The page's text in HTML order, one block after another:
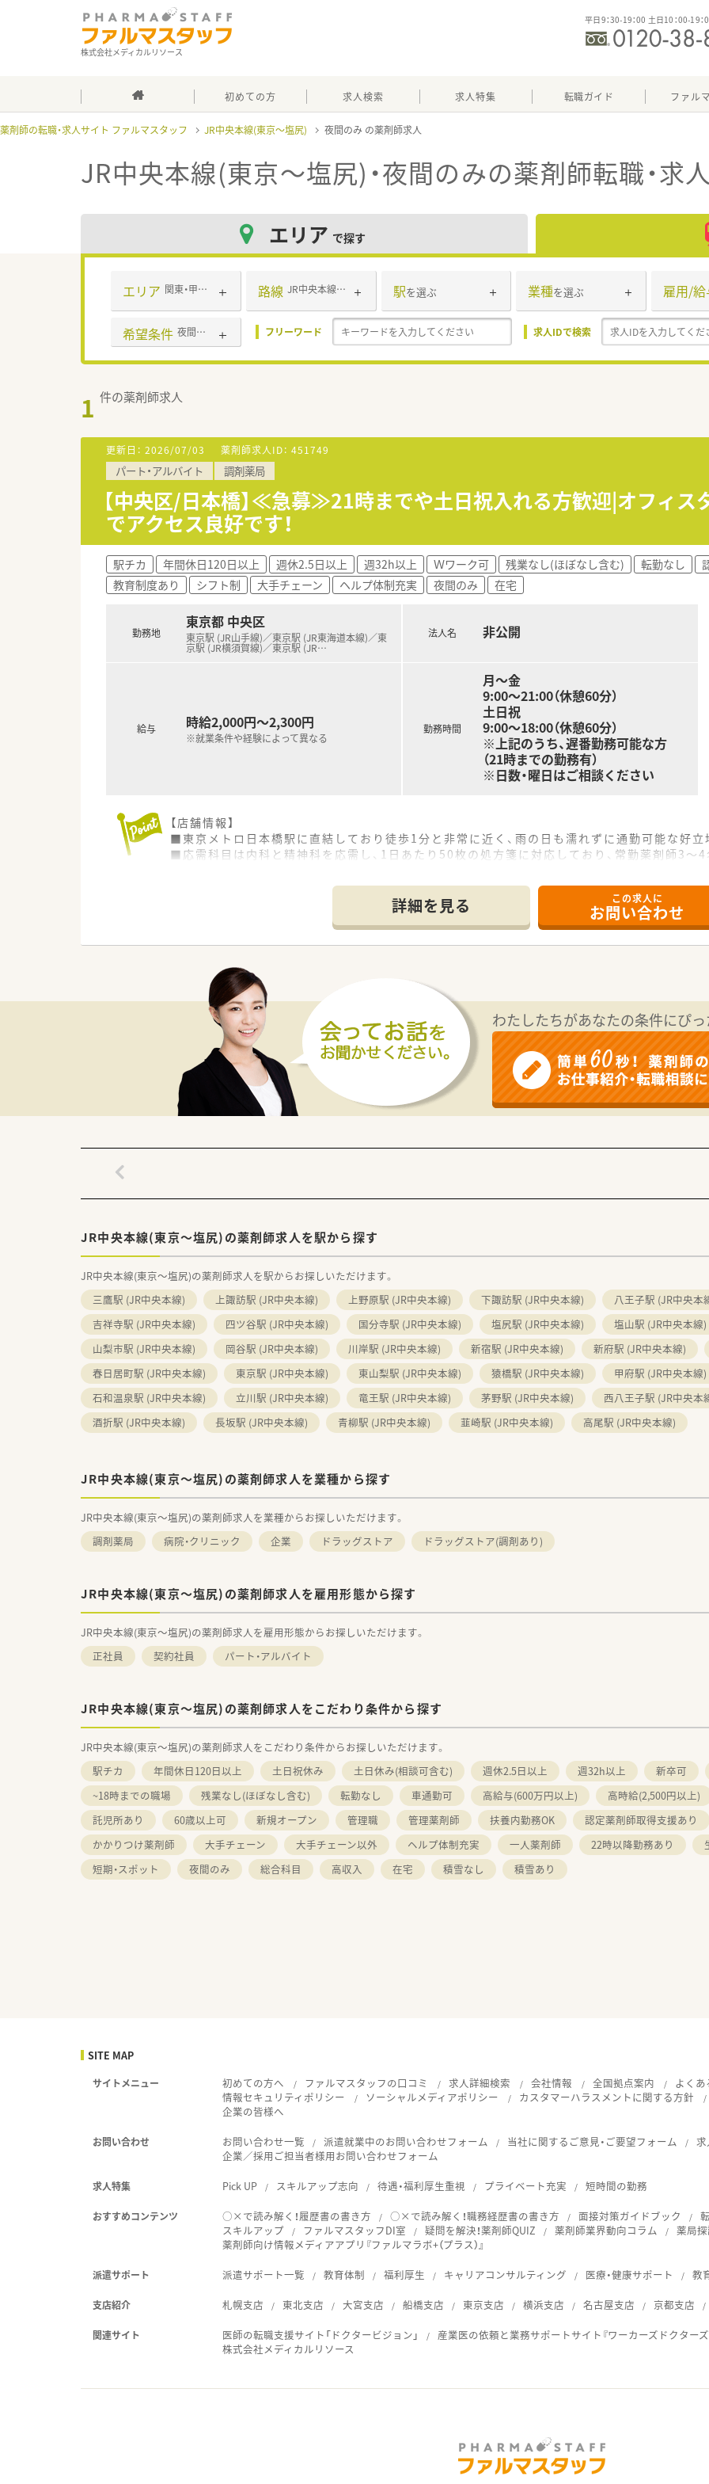
株式会社メディカルリソース
平日9：30-19：00 土日10：00-19：
初めての方 求人検索 求人特集 転職ガイド ファル
薬剤師の転職・求人サイト ファルマスタッフ JR中央本線(東京～塩尻) 夜間のみ
JR中央本線(東京～塩尻)・夜間のみの薬剤師転職・求
エリア で探す
エリア 関東・甲信越・北陸 路線 JR中央本線(東京～塩尻) 駅を選ぶ 業種を選ぶ 雇用/
希望条件 夜間のみ フリーワード 求人IDで検索
1 件の薬剤師求人
更新日： 2026/07/03 薬剤師求人ID： 451749
パート・アルバイト 調剤薬局
【中央区/日本橋】≪急募≫21時までや土日祝入れる方歓迎|オフィス
でアクセス良好です！
駅チカ 年間休日120日以上 週休2.5日以上 週32h以上 Ｗワーク可 残業なし(ほぼなし含む) 転勤なし
教育制度あり
シフト制 大手チェーン ヘルプ体制充実 夜間のみ 在宅
勤務地
東京都 中央区
東京駅 (JR山手線)／東京駅 (JR東海道本線)／東
京駅 (JR横須賀線)／東京駅 (JR…
給与 時給2,000円～2,300円
※就業条件や経験によって異なる
法人名 非公開
勤務時間
月～金
9:00～21:00（休憩60分）
土日祝
9:00～18:00（休憩60分）
※上記のうち、遅番勤務可能な方
（21時までの勤務有）
※日数・曜日はご相談ください
【店舗情報】
■東京メトロ日本橋駅に直結しており徒歩1分と非常に近く、雨の日も濡れずに通勤可能な好立
■応需科目は内科と精神科を応需し、1日あたり50枚の処方箋に対応しており、常勤薬剤師3～4
■今後の店舗体制強化のための欠員補充の募集であり、即戦力としてご活躍いただける方を歓迎
合える意欲的な人材を求めております。
■20代から50代まで幅広い年齢層を歓迎しており、40代までは未経験の方も随時相談可能なた
い。
【勤務について】
■９時00から21時00の勤務であるため１日の中でも遅く来たり早く帰ったりと調整が可能です
■施設の対応も多くしているため処方箋応需が安定しております。
■今回は21時00までご勤務可能な方を募集しております。
【職場環境と雰囲気など】
■門前クリニックのドクターも薬局とほぼ同じ時期に開局しており、連携が取りやすい良好な
■清潔感のある新しい店舗であり、常勤薬剤師3～4名と事務2名体制で業務に取り組めます。
詳細を見る この求人に
お問い合わせ
わたしたちがあなたの条件にぴ
JR中央本線(東京～塩尻)の薬剤師求人を駅から探す
JR中央本線(東京～塩尻)の薬剤師求人を駅からお探しいただけます。
三鷹駅 (JR中央本線)
上諏訪駅 (JR中央本線) 上野原駅 (JR中央本線) 下諏訪駅 (JR中央本線) 八王子駅 (JR中央本
吉祥寺駅 (JR中央本線)
四ツ谷駅 (JR中央本線) 国分寺駅 (JR中央本線) 塩尻駅 (JR中央本線) 塩山駅 (JR中央本線)
山梨市駅 (JR中央本線)
岡谷駅 (JR中央本線) 川岸駅 (JR中央本線) 新宿駅 (JR中央本線) 新府駅 (JR中央本線)
春日居町駅 (JR中央本線)
東京駅 (JR中央本線) 東山梨駅 (JR中央本線) 猿橋駅 (JR中央本線) 甲府駅 (JR中央本線)
石和温泉駅 (JR中央本線)
立川駅 (JR中央本線) 竜王駅 (JR中央本線) 茅野駅 (JR中央本線) 西八王子駅 (JR中央本
酒折駅 (JR中央本線)
長坂駅 (JR中央本線) 青柳駅 (JR中央本線) 韮崎駅 (JR中央本線) 高尾駅 (JR中央本線)
JR中央本線(東京～塩尻)の薬剤師求人を業種から探す
JR中央本線(東京～塩尻)の薬剤師求人を業種からお探しいただけます。
調剤薬局
病院・クリニック 企業 ドラッグストア ドラッグストア(調剤あり)
JR中央本線(東京～塩尻)の薬剤師求人を雇用形態から探す
JR中央本線(東京～塩尻)の薬剤師求人を雇用形態からお探しいただけます。
正社員
契約社員 パート・アルバイト
JR中央本線(東京～塩尻)の薬剤師求人をこだわり条件から探す
JR中央本線(東京～塩尻)の薬剤師求人をこだわり条件からお探しいただけます。
駅チカ
年間休日120日以上 土日祝休み 土日休み(相談可含む) 週休2.5日以上 週32h以上 新卒可
~18時までの職場
残業なし(ほぼなし含む) 転勤なし 車通勤可 高給与(600万円以上) 高時給(2,500円以上)
託児所あり
60歳以上可 新規オープン 管理職 管理薬剤師 扶養内勤務OK 認定薬剤師取得支援あり
かかりつけ薬剤師
大手チェーン 大手チェーン以外 ヘルプ体制充実 一人薬剤師 22時以降勤務あり
短期・スポット
夜間のみ 総合科目 高収入 在宅 積雪なし 積雪あり
SITE MAP
サイトメニュー 初めての方へ ファルマスタッフの口コミ 求人詳細検索 会社情報 全国拠点案内 よくあ
情報セキュリティポリシー
ソーシャルメディアポリシー カスタマーハラスメントに関する方針
企業の皆様へ
お問い合わせ お問い合わせ一覧 派遣就業中のお問い合わせフォーム 当社に関するご意見・ご要望フォーム
企業／採用ご担当者様用お問い合わせフォーム
求人特集 Pick UP スキルアップ志向 待遇・福利厚生重視 プライベート充実 短時間の勤務
おすすめコンテンツ ○×で読み解く！履歴書の書き方 ○×で読み解く！職務経歴書の書き方 面接対策ガイドブック
スキルアップ
ファルマスタッフDI室 疑問を解決！薬剤師QUIZ 薬剤師業界動向コラム 薬局
薬剤師向け情報メディアアプリ『ファルマラボ+（プラス）』
派遣サポート 派遣サポート一覧 教育体制 福利厚生 キャリアコンサルティング 医療・健康サポート 教
支店紹介 札幌支店 東北支店 大宮支店 船橋支店 東京支店 横浜支店 名古屋支店 京都支店
関連サイト 医師の転職支援サイト「ドクタービジョン」 産業医の依頼と業務サポートサイト『ワーカーズドクターズ
株式会社メディカルリソース